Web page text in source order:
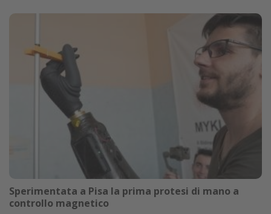
Sperimentata a Pisa la prima protesi di mano a
controllo magnetico